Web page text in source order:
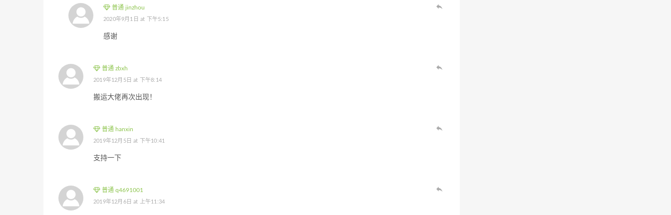
普通 jinzhou
2020年9月1日 at 下午5:15
感谢
普通 zbxh
2019年12月5日 at 下午8:14
搬运大佬再次出现！
普通 hanxin
2019年12月5日 at 下午10:41
支持一下
普通 q4691001
2019年12月6日 at 上午11:34